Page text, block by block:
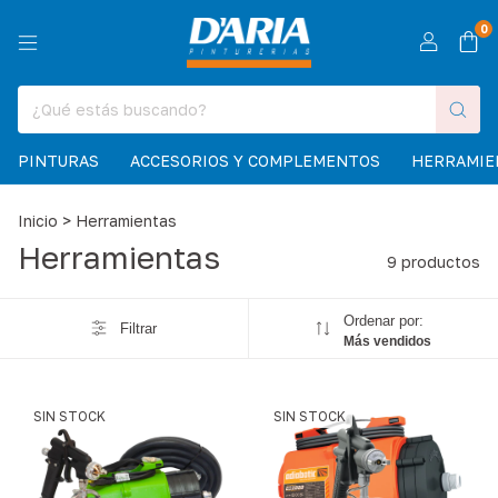
0
PINTURAS ACCESORIOS Y COMPLEMENTOS
Inicio > Herramientas
Herramientas 9 productos
Filtrar Ordenar por:
Más vendidos
SIN STOCK SIN STOCK